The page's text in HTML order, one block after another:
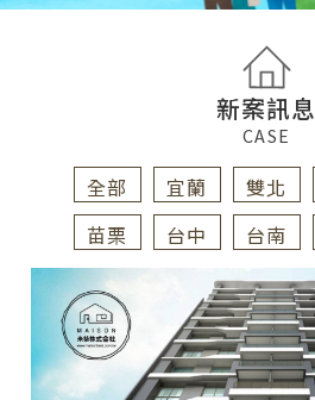
新案訊息
CASE
全部 宜蘭 雙北
苗栗
台中 台南